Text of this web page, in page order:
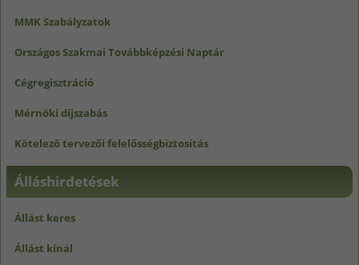
MMK Szabályzatok
Országos Szakmai Továbbképzési Naptár
Cégregisztráció
Mérnöki díjszabás
Kötelező tervezői felelősségbiztosítás
Álláshirdetések
Állást keres
Állást kínál